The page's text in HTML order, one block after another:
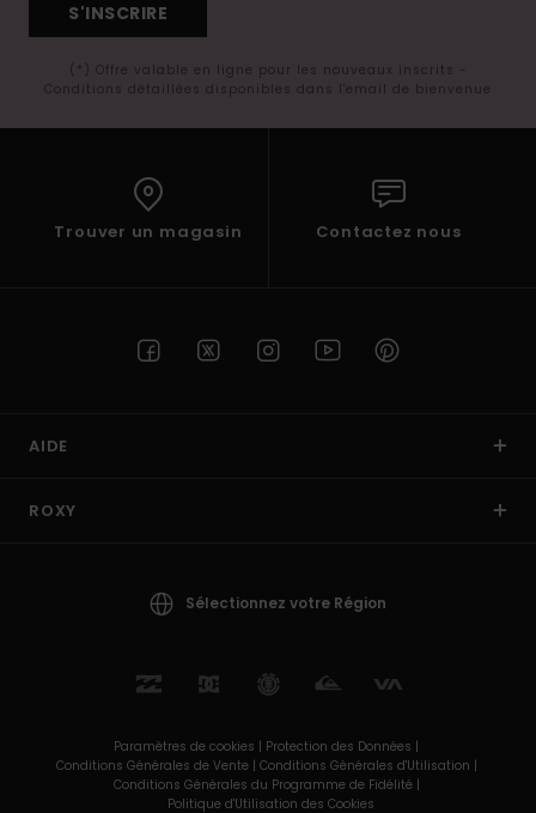
S'INSCRIRE
(*) Offre valable en ligne pour les nouveaux inscrits -
Conditions détaillées disponibles dans l'email de bienvenue
Trouver un magasin Contactez nous
AIDE
ROXY
Sélectionnez votre Région
Paramètres de cookies | Protection des Données |
Conditions Générales de Vente | Conditions Générales d'Utilisation |
Conditions Générales du Programme de Fidélité |
Politique d'Utilisation des Cookies